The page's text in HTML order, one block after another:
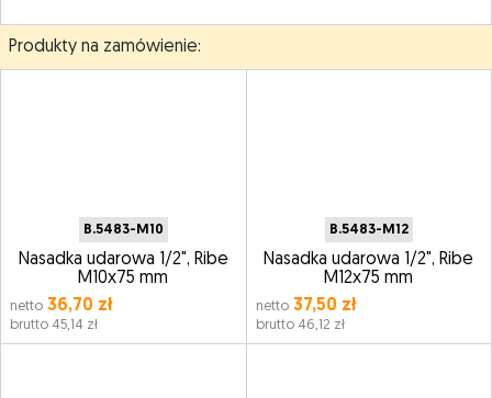
Produkty na zamówienie:
B.5483-M10
Nasadka udarowa 1/2", Ribe
M10x75 mm
netto 36,70 zł
brutto 45,14 zł
B.5483-M12
Nasadka udarowa 1/2", Ribe
M12x75 mm
netto37,50 zł
brutto 46,12 zł